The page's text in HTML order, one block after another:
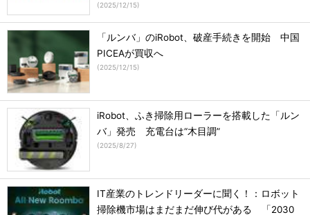
(2025/12/15)
「ルンバ」のiRobot、破産手続きを開始 中国
PICEAが買収へ
(2025/12/15)
iRobot、ふき掃除用ローラーを搭載した「ルン
バ」発売 充電台は“木目調”
(2025/8/27)
IT産業のトレンドリーダーに聞く！：ロボット
掃除機市場はまだまだ伸び代がある 「2030